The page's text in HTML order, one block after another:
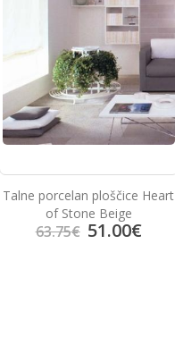
Talne porcelan ploščice Heart
of Stone Beige
63.75€ 51.00€